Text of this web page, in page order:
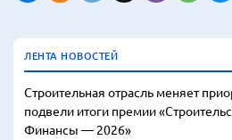
ЛЕНТА НОВОСТЕЙ
Строительная отрасль меняет
подвели итоги премии
Финансы — 2026»